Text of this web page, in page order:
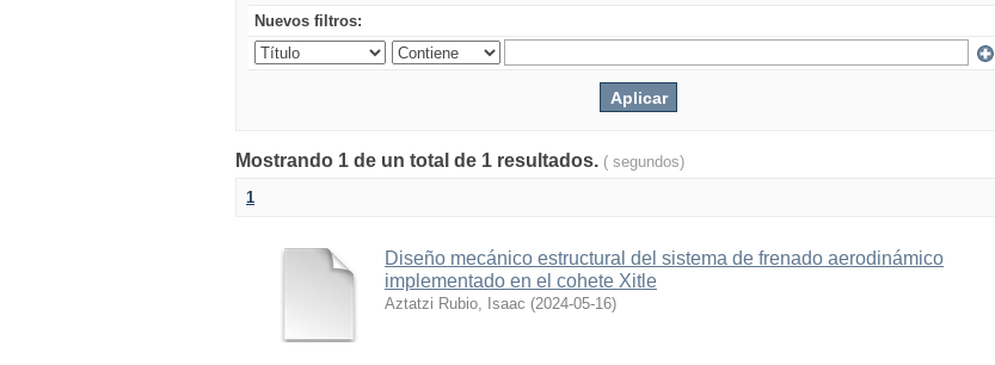
Nuevos filtros:
Mostrando 1 de un total de 1 resultados. ( segundos)
1
Diseño mecánico estructural del sistema de frenado aerodinámico
implementado en el cohete Xitle
Aztatzi Rubio, Isaac (2024-05-16)